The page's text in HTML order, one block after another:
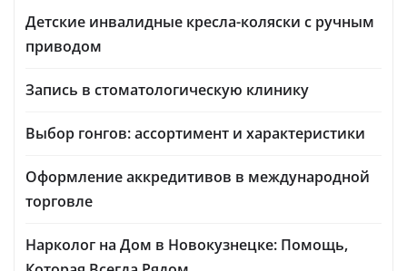
Детские инвалидные кресла-коляски с ручным
приводом
Запись в стоматологическую клинику
Выбор гонгов: ассортимент и характеристики
Оформление аккредитивов в международной
торговле
Нарколог на Дом в Новокузнецке: Помощь,